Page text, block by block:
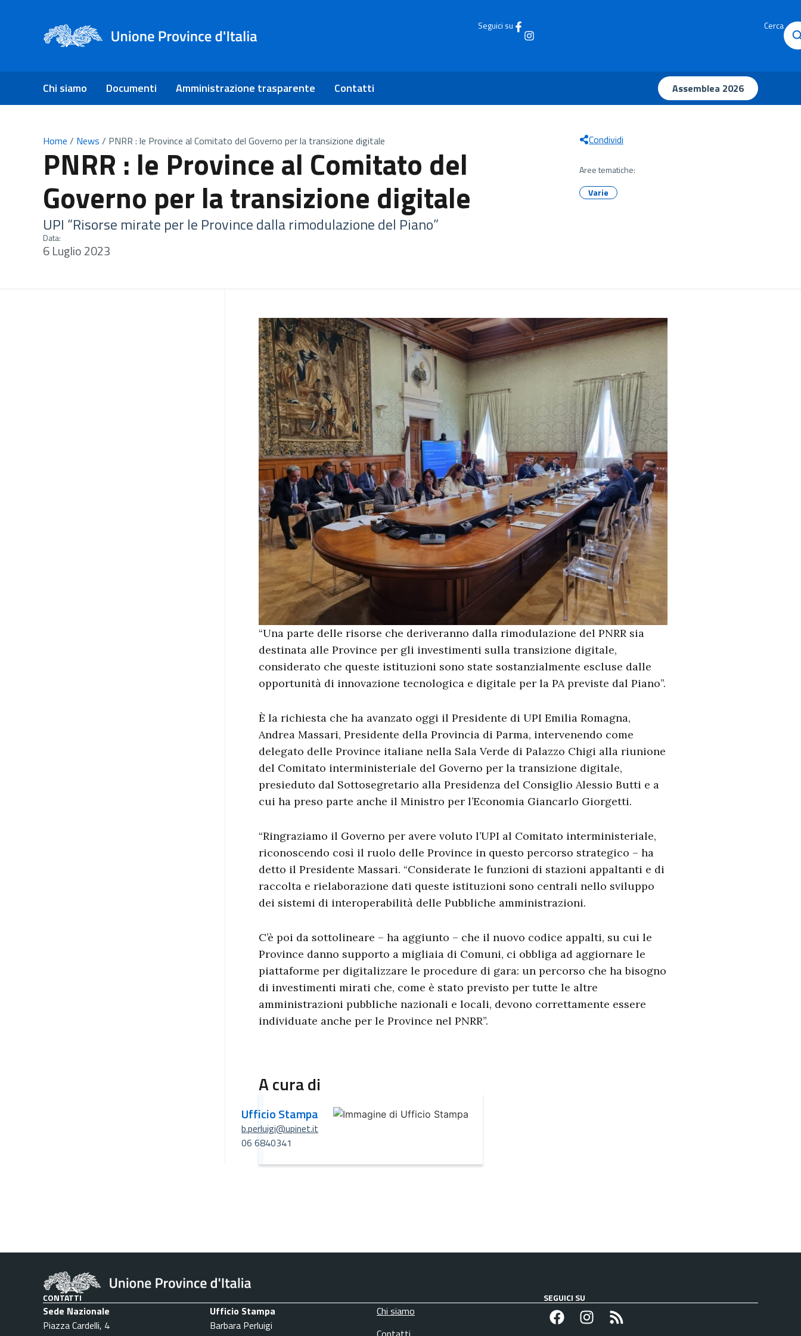
Seguici su Cerca
Chi siamo Documenti Amministrazione trasparente Contatti Assemblea 2026
Home / News / PNRR : le Province al Comitato del Governo per la transizione digitale
PNRR : le Province al Comitato del
Governo per la transizione digitale
UPI “Risorse mirate per le Province dalla rimodulazione del Piano”
Data:
6 Luglio 2023
Condividi
Aree tematiche:
Varie
“Una parte delle risorse che deriveranno dalla rimodulazione del PNRR sia
destinata alle Province per gli investimenti sulla transizione digitale,
considerato che queste istituzioni sono state sostanzialmente escluse dalle
opportunità di innovazione tecnologica e digitale per la PA previste dal Piano”.
È la richiesta che ha avanzato oggi il Presidente di UPI Emilia Romagna,
Andrea Massari, Presidente della Provincia di Parma, intervenendo come
delegato delle Province italiane nella Sala Verde di Palazzo Chigi alla riunione
del Comitato interministeriale del Governo per la transizione digitale,
presieduto dal Sottosegretario alla Presidenza del Consiglio Alessio Butti e a
cui ha preso parte anche il Ministro per l’Economia Giancarlo Giorgetti.
“Ringraziamo il Governo per avere voluto l’UPI al Comitato interministeriale,
riconoscendo così il ruolo delle Province in questo percorso strategico – ha
detto il Presidente Massari. “Considerate le funzioni di stazioni appaltanti e di
raccolta e rielaborazione dati queste istituzioni sono centrali nello sviluppo
dei sistemi di interoperabilità delle Pubbliche amministrazioni.
C’è poi da sottolineare – ha aggiunto – che il nuovo codice appalti, su cui le
Province danno supporto a migliaia di Comuni, ci obbliga ad aggiornare le
piattaforme per digitalizzare le procedure di gara: un percorso che ha bisogno
di investimenti mirati che, come è stato previsto per tutte le altre
amministrazioni pubbliche nazionali e locali, devono correttamente essere
individuate anche per le Province nel PNRR”.
A cura di
Ufficio Stampa
b.perluigi@upinet.it
06 6840341
CONTATTI
Sede Nazionale
Piazza Cardelli, 4
Ufficio Stampa
Barbara Perluigi
Chi siamo
SEGUICI SU